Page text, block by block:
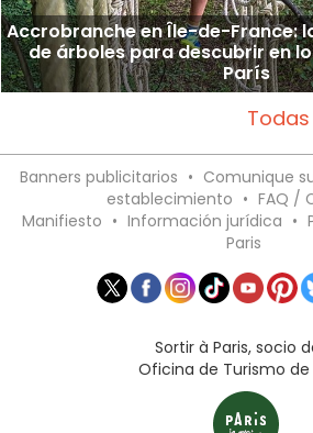
Accrobranche en Île-de-France:
de árboles para descubrir en
París
Banners publicitarios • Comunique
establecimiento • FAQ /
Manifiesto • Información jurídica •
Paris
Sortir à Paris, socio
Oficina de Turismo de